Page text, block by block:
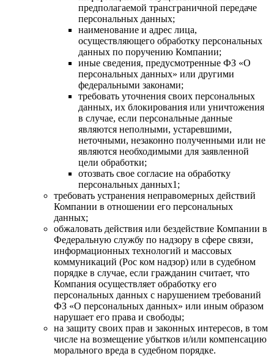
предполагаемой трансграничной передаче
персональных данных;
наименование и адрес лица,
осуществляющего обработку персональных
данных по поручению Компании;
иные сведения, предусмотренные ФЗ «О
персональных данных» или другими
федеральными законами;
требовать уточнения своих персональных
данных, их блокирования или уничтожения
в случае, если персональные данные
являются неполными, устаревшими,
неточными, незаконно полученными или не
являются необходимыми для заявленной
цели обработки;
отозвать свое согласие на обработку
персональных данных1;
требовать устранения неправомерных действий
Компании в отношении его персональных
данных;
обжаловать действия или бездействие Компании в
Федеральную службу по надзору в сфере связи,
информационных технологий и массовых
коммуникаций (Рос ком надзор) или в судебном
порядке в случае, если гражданин считает, что
Компания осуществляет обработку его
персональных данных с нарушением требований
ФЗ «О персональных данных» или иным образом
нарушает его права и свободы;
на защиту своих прав и законных интересов, в том
числе на возмещение убытков и/или компенсацию
морального вреда в судебном порядке.